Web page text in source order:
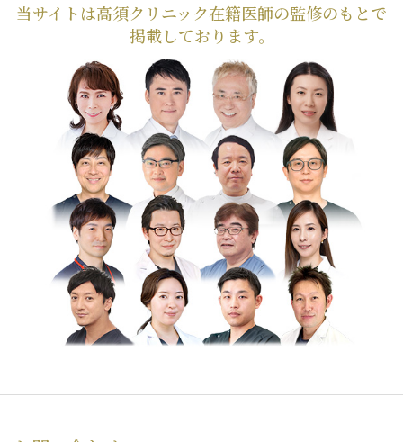
当サイトは高須クリニック在籍医師の監修のもとで
掲載しております。